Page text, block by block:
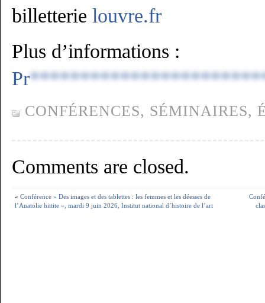
billetterie louvre.fr
Plus d’informations :
Pr
CONFÉRENCES, SÉMINAIRES,
Comments are closed.
« Conférence « Des images et des tablettes : les femmes et les déesses de
l’Anatolie hittite », mardi 9 juin 2026, Institut national d’histoire de l’art